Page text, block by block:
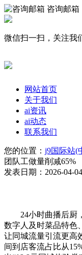
咨询邮箱
微信扫一扫，关注我
网站首页
关于我们
ai资讯
ai动态
联系我们
您的位置： j9国际站(
团队工做量削减65%
发表日期：2026-04-
24小时曲播后厨，
数字人及时菜品特色
让同城流量引流更高
间到店客流占比从